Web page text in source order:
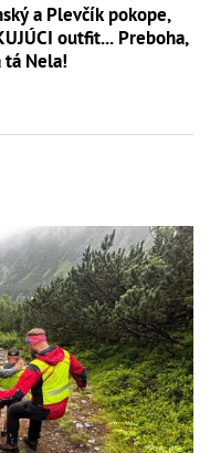
a Plevčík pokope,
outfit... Preboha,
Nela!